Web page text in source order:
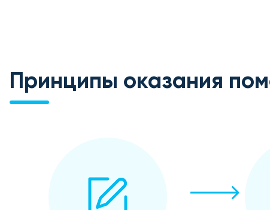
Принципы оказания